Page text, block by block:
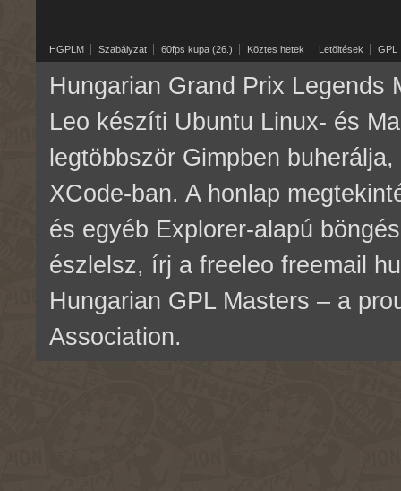
HGPLM Szabályzat 60fps kupa (26.) Köztes hetek Letöltések GPL
Hungarian Grand Prix Legends
Leo készíti Ubuntu Linux- és
legtöbbször Gimpben
XCode-ban. A honlap
és egyéb Explorer-alapú
észlelsz, írj a freeleo freemail
Hungarian GPL Masters – a
Association.